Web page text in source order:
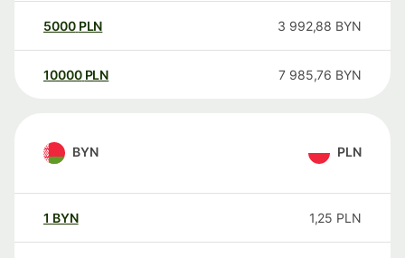
5000 PLN 3 992,88 BYN
10000 PLN 7 985,76 BYN
BYN PLN
1 BYN 1,25 PLN